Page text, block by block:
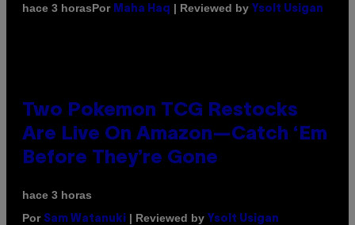
hace 3 horasPor Maha Haq | Reviewed by Ysolt Usigan
Two Pokemon TCG Restocks
Are Live On Amazon—Catch ‘Em
Before They’re Gone
hace 3 horas
Por Sam Watanuki | Reviewed by Ysolt Usigan